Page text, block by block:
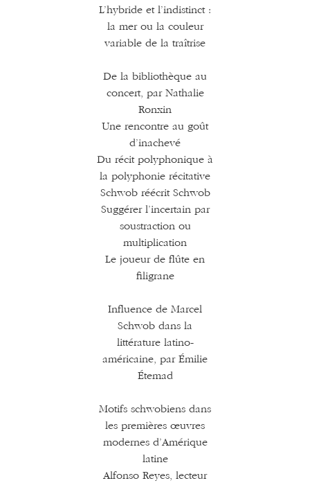
L’hybride et l’indistinct :
la mer ou la couleur
variable de la traîtrise
De la bibliothèque au
concert, par Nathalie
Ronxin
Une rencontre au goût
d’inachevé
Du récit polyphonique à
la polyphonie récitative
Schwob réécrit Schwob
Suggérer l’incertain par
soustraction ou
multiplication
Le joueur de flûte en
filigrane
Influence de Marcel
Schwob dans la
littérature latino-
américaine, par Émilie
Étemad
Motifs schwobiens dans
les premières œuvres
modernes d’Amérique
latine
Alfonso Reyes, lecteur